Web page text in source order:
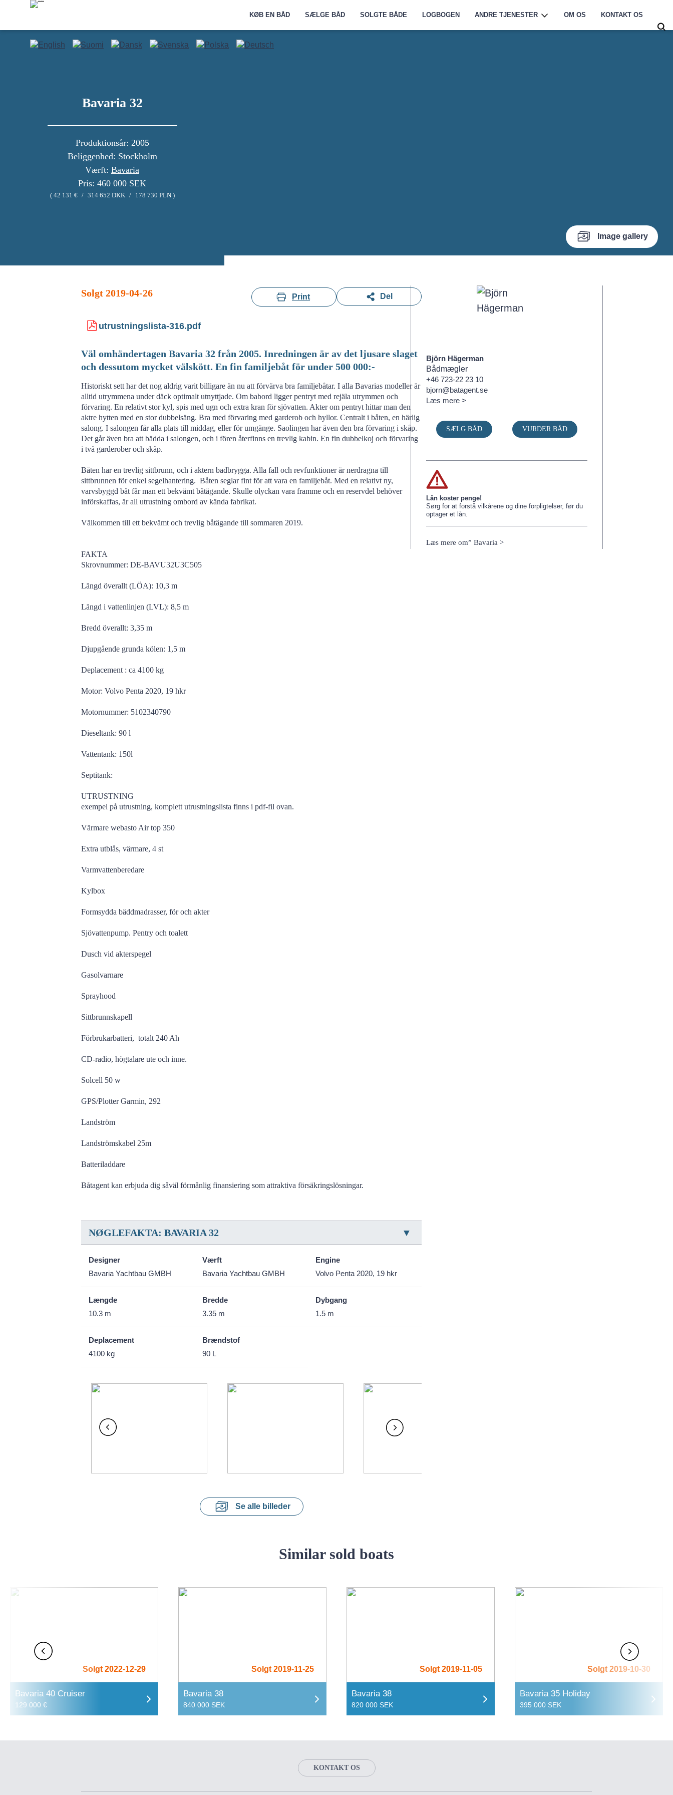
KØB EN BÅD SÆLGE BÅD SOLGTE BÅDE LOGBOGEN ANDRE TJENESTER OM OS KONTAKT OS
Image gallery
Bavaria 32
Produktionsår: 2005
Beliggenhed: Stockholm
Værft: Bavaria
Pris: 460 000 SEK
( 42 131 € / 314 652 DKK / 178 730 PLN )
Solgt 2019-04-26 Print Del
utrustningslista-316.pdf
Väl omhändertagen Bavaria 32 från 2005. Inredningen är av det ljusare slaget
och dessutom mycket välskött. En fin familjebåt för under 500 000:-
Historiskt sett har det nog aldrig varit billigare än nu att förvärva bra familjebåtar. I alla Bavarias modeller är
alltid utrymmena under däck optimalt utnyttjade. Om babord ligger pentryt med rejäla utrymmen och
förvaring. En relativt stor kyl, spis med ugn och extra kran för sjövatten. Akter om pentryt hittar man den
aktre hytten med en stor dubbelsäng. Bra med förvaring med garderob och hyllor. Centralt i båten, en härlig
salong. I salongen får alla plats till middag, eller för umgänge. Saolingen har även den bra förvaring i skåp.
Det går även bra att bädda i salongen, och i fören återfinns en trevlig kabin. En fin dubbelkoj och förvaring
i två garderober och skåp.
Båten har en trevlig sittbrunn, och i aktern badbrygga. Alla fall och revfunktioner är nerdragna till
sittbrunnen för enkel segelhantering. Båten seglar fint för att vara en familjebåt. Med en relativt ny,
varvsbyggd båt får man ett bekvämt båtägande. Skulle olyckan vara framme och en reservdel behöver
införskaffas, är all utrustning ombord av kända fabrikat.
Välkommen till ett bekvämt och trevlig båtägande till sommaren 2019.
FAKTA
Skrovnummer: DE-BAVU32U3C505
Längd överallt (LÖA): 10,3 m
Längd i vattenlinjen (LVL): 8,5 m
Bredd överallt: 3,35 m
Djupgående grunda kölen: 1,5 m
Deplacement : ca 4100 kg
Motor: Volvo Penta 2020, 19 hkr
Motornummer: 5102340790
Dieseltank: 90 l
Vattentank: 150l
Septitank:
UTRUSTNING
exempel på utrustning, komplett utrustningslista finns i pdf-fil ovan.
Värmare webasto Air top 350
Extra utblås, värmare, 4 st
Varmvattenberedare
Kylbox
Formsydda bäddmadrasser, för och akter
Sjövattenpump. Pentry och toalett
Dusch vid akterspegel
Gasolvarnare
Sprayhood
Sittbrunnskapell
Förbrukarbatteri, totalt 240 Ah
CD-radio, högtalare ute och inne.
Solcell 50 w
GPS/Plotter Garmin, 292
Landström
Landströmskabel 25m
Batteriladdare
Båtagent kan erbjuda dig såväl förmånlig finansiering som attraktiva försäkringslösningar.
NØGLEFAKTA: BAVARIA 32
Designer
Bavaria Yachtbau GMBH
Værft
Bavaria Yachtbau GMBH
Engine
Volvo Penta 2020, 19 hkr
Længde
10.3 m
Bredde
3.35 m
Dybgang
1.5 m
Deplacement
4100 kg
Brændstof
90 L
Se alle billeder
Björn Hägerman
Bådmægler
+46 723-22 23 10
bjorn@batagent.se
Læs mere >
SÆLG BÅD VURDER BÅD
Lån koster penge!
Sørg for at forstå vilkårene og dine forpligtelser, før du
optager et lån.
Læs mere om” Bavaria >
Similar sold boats
Solgt 2022-12-29
Bavaria 40 Cruiser
129 000 €
Solgt 2019-11-25
Bavaria 38
840 000 SEK
Solgt 2019-11-05
Bavaria 38
820 000 SEK
Solgt 2019-10-30
Bavaria 35 Holiday
395 000 SEK
KONTAKT OS